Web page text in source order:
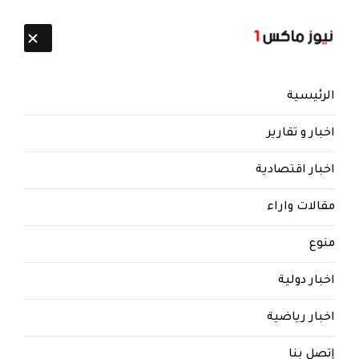
الرئيسية
اخبار و تقارير
اخبار اقتصادية
مقالات واراء
منوع
اخبار دولية
اخبار رياضية
إتصل بنا